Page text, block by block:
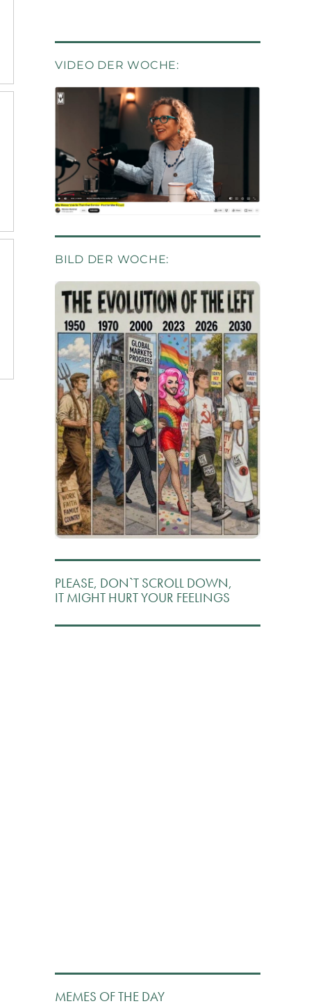
VIDEO DER WOCHE:
BILD DER WOCHE:
PLEASE, DON`T SCROLL DOWN,
IT MIGHT HURT YOUR FEELINGS
MEMES OF THE DAY